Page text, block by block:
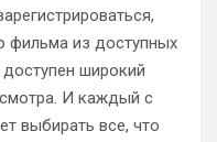
фильма из доступных
доступен широкий
И каждый с
выбирать все, что